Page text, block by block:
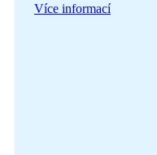
Více informací